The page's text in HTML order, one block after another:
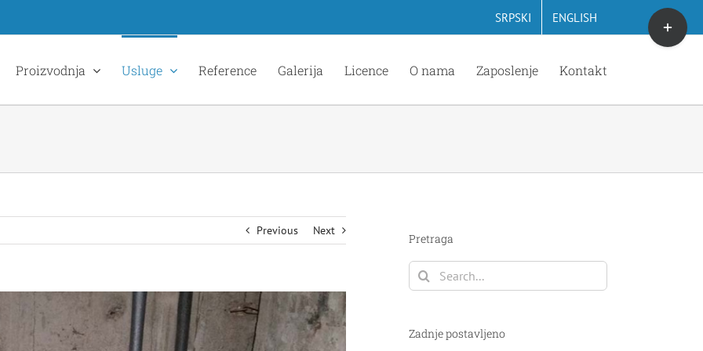
SRPSKI ENGLISH
Proizvodnja Usluge Reference Galerija Licence O nama Zaposlenje Kontakt
Previous Next
Pretraga
Search
for:
Zadnje postavljeno
Toggle
Sliding